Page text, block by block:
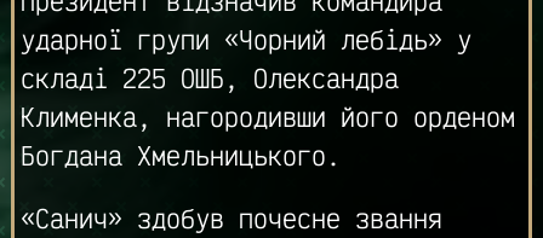
ударної групи «Чорний лебідь» у
складі 225 ОШБ, Олександра
Клименка, нагородивши його орденом
Богдана Хмельницького.
«Санич» здобув почесне звання